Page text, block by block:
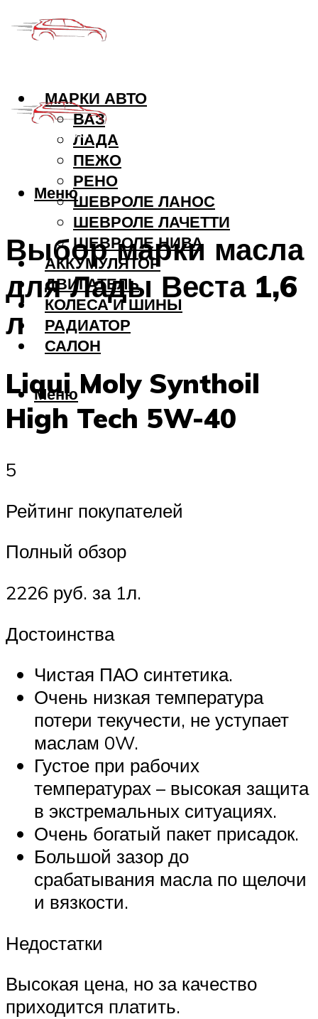
МАРКИ АВТО
ВАЗ
ЛАДА
ПЕЖО
РЕНО
ШЕВРОЛЕ ЛАНОС
ШЕВРОЛЕ ЛАЧЕТТИ
ШЕВРОЛЕ НИВА
АККУМУЛЯТОР
ДВИГАТЕЛЬ
КОЛЕСА И ШИНЫ
РАДИАТОР
САЛОН
Меню
Меню
Выбор марки масла
для Лады Веста 1,6
л
Liqui Moly Synthoil
High Tech 5W-40
5
Рейтинг покупателей
Полный обзор
2226 руб. за 1л.
Достоинства
Чистая ПАО синтетика.
Очень низкая температура
потери текучести, не уступает
маслам 0W.
Густое при рабочих
температурах – высокая защита
в экстремальных ситуациях.
Очень богатый пакет присадок.
Большой зазор до
срабатывания масла по щелочи
и вязкости.
Недостатки
Высокая цена, но за качество
приходится платить.